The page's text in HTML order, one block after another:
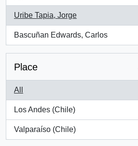
Uribe Tapia, Jorge
, 4 results
Bascuñan Edwards, Carlos
, 1 results
Place
All
Los Andes (Chile)
, 4 results
Valparaíso (Chile)
, 1 results